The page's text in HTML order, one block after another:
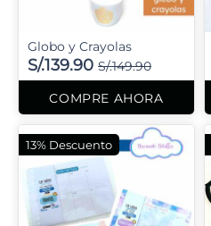
Globo y Crayolas
S/.139.90 S/.149.90
COMPRE AHORA
13% Descuento